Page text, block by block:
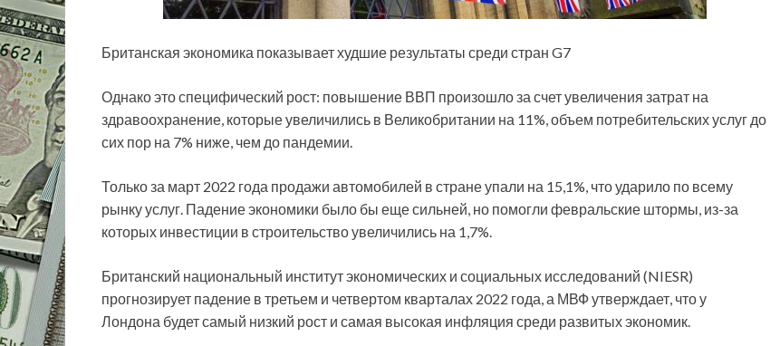
Британская экономика показывает худшие результаты среди стран G7
Однако это специфический рост: повышение ВВП произошло за счет увеличения затрат на
здравоохранение, которые увеличились в Великобритании на 11%, объем потребительских услуг до
сих пор на 7% ниже, чем до пандемии.
Только за март 2022 года продажи автомобилей в стране упали на 15,1%, что ударило по всему
рынку услуг. Падение экономики было бы еще сильней, но помогли февральские штормы, из-за
которых инвестиции в строительство увеличились на 1,7%.
Британский национальный институт экономических и социальных исследований (NIESR)
прогнозирует падение в третьем и четвертом кварталах 2022 года, а МВФ утверждает, что у
Лондона будет самый низкий рост и самая высокая инфляция среди развитых экономик.